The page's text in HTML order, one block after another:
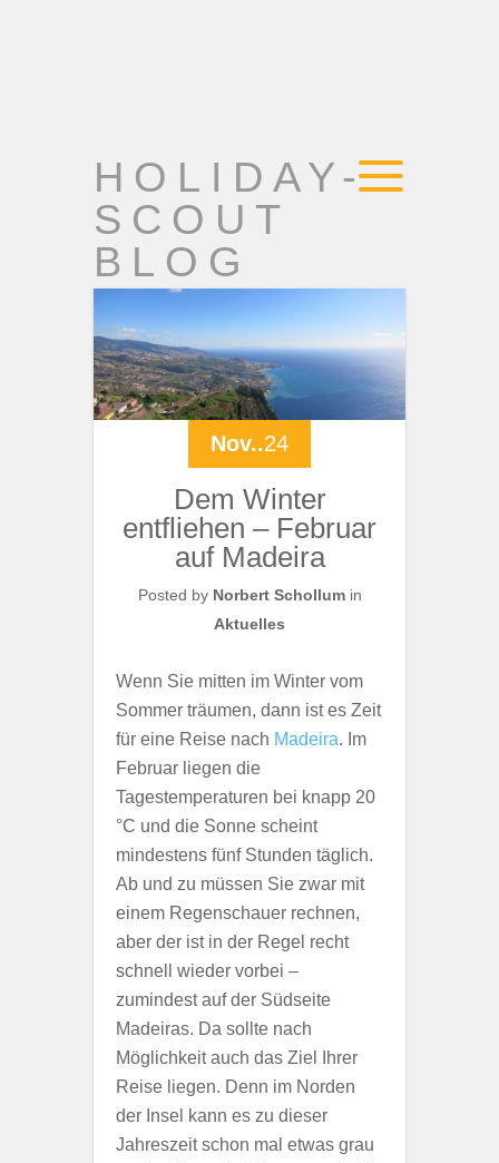
HOLIDAY-
SCOUT
BLOG
Nov..24
Dem Winter
entfliehen – Februar
auf Madeira
Posted by Norbert Schollumin
Aktuelles
Wenn Sie mitten im Winter vom
Sommer träumen, dann ist es Zeit
für eine Reise nach Madeira. Im
Februar liegen die
Tagestemperaturen bei knapp 20
°C und die Sonne scheint
mindestens fünf Stunden täglich.
Ab und zu müssen Sie zwar mit
einem Regenschauer rechnen,
aber der ist in der Regel recht
schnell wieder vorbei –
zumindest auf der Südseite
Madeiras. Da sollte nach
Möglichkeit auch das Ziel Ihrer
Reise liegen. Denn im Norden
der Insel kann es zu dieser
Jahreszeit schon mal etwas grau